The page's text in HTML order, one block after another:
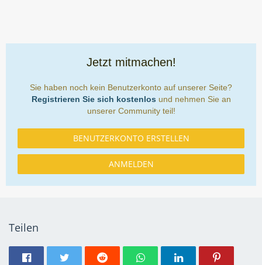
Jetzt mitmachen!
Sie haben noch kein Benutzerkonto auf unserer Seite?
Registrieren Sie sich kostenlos und nehmen Sie an
unserer Community teil!
BENUTZERKONTO ERSTELLEN
ANMELDEN
Teilen